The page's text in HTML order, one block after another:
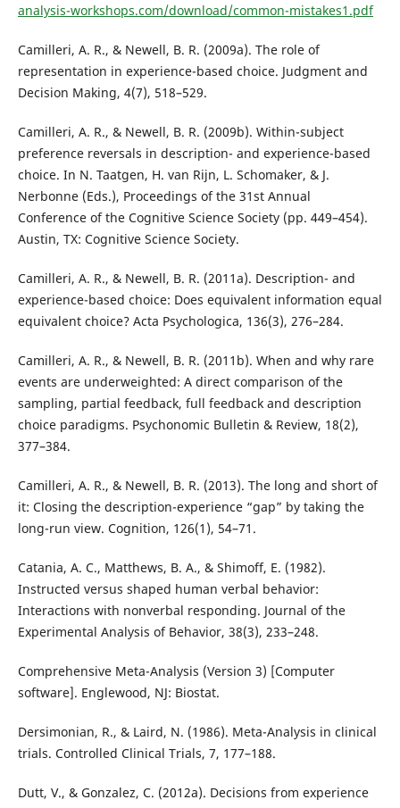
analysis-workshops.com/download/common-mistakes1.pdf
Camilleri, A. R., & Newell, B. R. (2009a). The role of
representation in experience-based choice. Judgment and
Decision Making, 4(7), 518–529.
Camilleri, A. R., & Newell, B. R. (2009b). Within-subject
preference reversals in description- and experience-based
choice. In N. Taatgen, H. van Rijn, L. Schomaker, & J.
Nerbonne (Eds.), Proceedings of the 31st Annual
Conference of the Cognitive Science Society (pp. 449–454).
Austin, TX: Cognitive Science Society.
Camilleri, A. R., & Newell, B. R. (2011a). Description- and
experience-based choice: Does equivalent information equal
equivalent choice? Acta Psychologica, 136(3), 276–284.
Camilleri, A. R., & Newell, B. R. (2011b). When and why rare
events are underweighted: A direct comparison of the
sampling, partial feedback, full feedback and description
choice paradigms. Psychonomic Bulletin & Review, 18(2),
377–384.
Camilleri, A. R., & Newell, B. R. (2013). The long and short of
it: Closing the description-experience “gap” by taking the
long-run view. Cognition, 126(1), 54–71.
Catania, A. C., Matthews, B. A., & Shimoff, E. (1982).
Instructed versus shaped human verbal behavior:
Interactions with nonverbal responding. Journal of the
Experimental Analysis of Behavior, 38(3), 233–248.
Comprehensive Meta-Analysis (Version 3) [Computer
software]. Englewood, NJ: Biostat.
Dersimonian, R., & Laird, N. (1986). Meta-Analysis in clinical
trials. Controlled Clinical Trials, 7, 177–188.
Dutt, V., & Gonzalez, C. (2012a). Decisions from experience